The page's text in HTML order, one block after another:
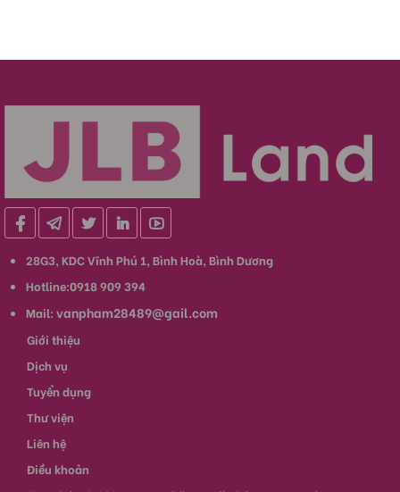
28G3, KDC Vĩnh Phú 1, Bình Hoà, Bình Dương
Hotline:0918 909 394
Mail: vanpham28489@gail.com
Giới thiệu
Dịch vụ
Tuyển dụng
Thư viện
Liên hệ
Điều khoản